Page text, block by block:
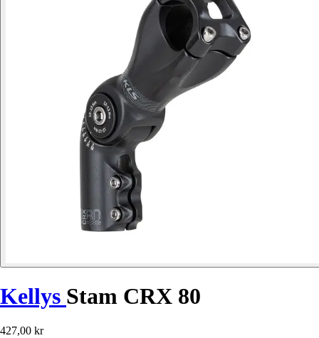
Kellys Stam CRX 80
427,00 kr